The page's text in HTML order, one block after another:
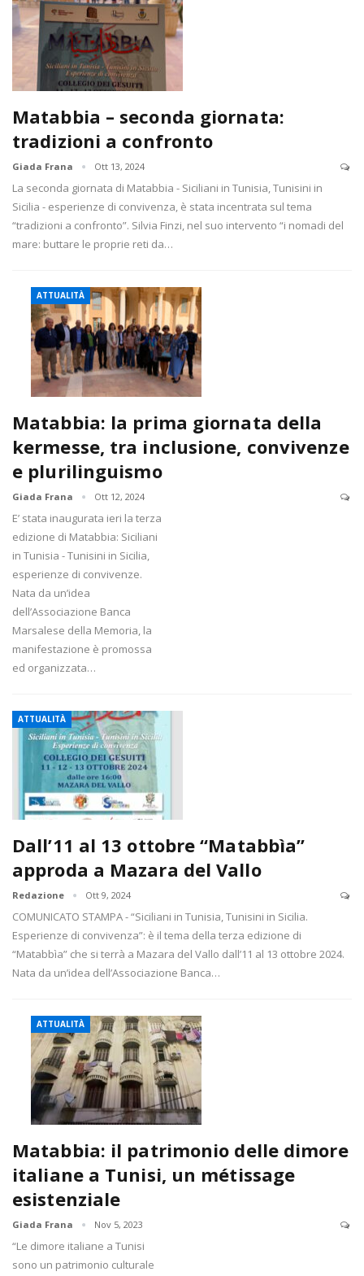
Matabbia – seconda giornata:
tradizioni a confronto
Giada Frana Ott 13, 2024
La seconda giornata di Matabbia - Siciliani in Tunisia, Tunisini in
Sicilia - esperienze di convivenza, è stata incentrata sul tema
“tradizioni a confronto”. Silvia Finzi, nel suo intervento “i nomadi del
mare: buttare le proprie reti da…
ATTUALITÀ
Matabbia: la prima giornata della
kermesse, tra inclusione, convivenze
e plurilinguismo
Giada Frana Ott 12, 2024
E’ stata inaugurata ieri la terza
edizione di Matabbia: Siciliani
in Tunisia - Tunisini in Sicilia,
esperienze di convivenze.
Nata da un’idea
dell’Associazione Banca
Marsalese della Memoria, la
manifestazione è promossa
ed organizzata…
ATTUALITÀ
Dall’11 al 13 ottobre “Matabbìa”
approda a Mazara del Vallo
Redazione Ott 9, 2024
COMUNICATO STAMPA - “Siciliani in Tunisia, Tunisini in Sicilia.
Esperienze di convivenza”: è il tema della terza edizione di
“Matabbìa” che si terrà a Mazara del Vallo dall’11 al 13 ottobre 2024.
Nata da un’idea dell’Associazione Banca…
ATTUALITÀ
Matabbia: il patrimonio delle dimore
italiane a Tunisi, un métissage
esistenziale
Giada Frana Nov 5, 2023
“Le dimore italiane a Tunisi
sono un patrimonio culturale